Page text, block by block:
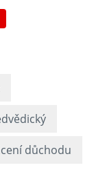
důchodu